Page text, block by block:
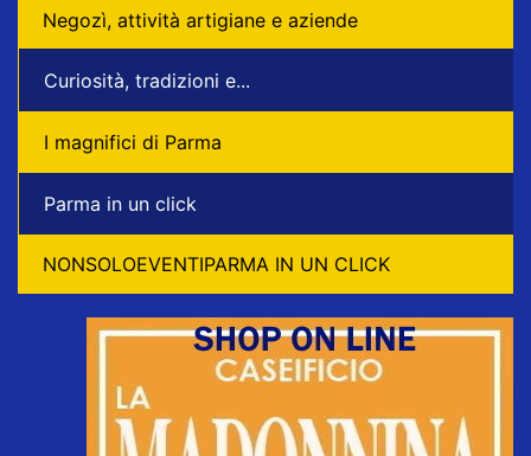
Negozì, attività artigiane e aziende
Curiosità, tradizioni e...
I magnifici di Parma
Parma in un click
NONSOLOEVENTIPARMA IN UN CLICK